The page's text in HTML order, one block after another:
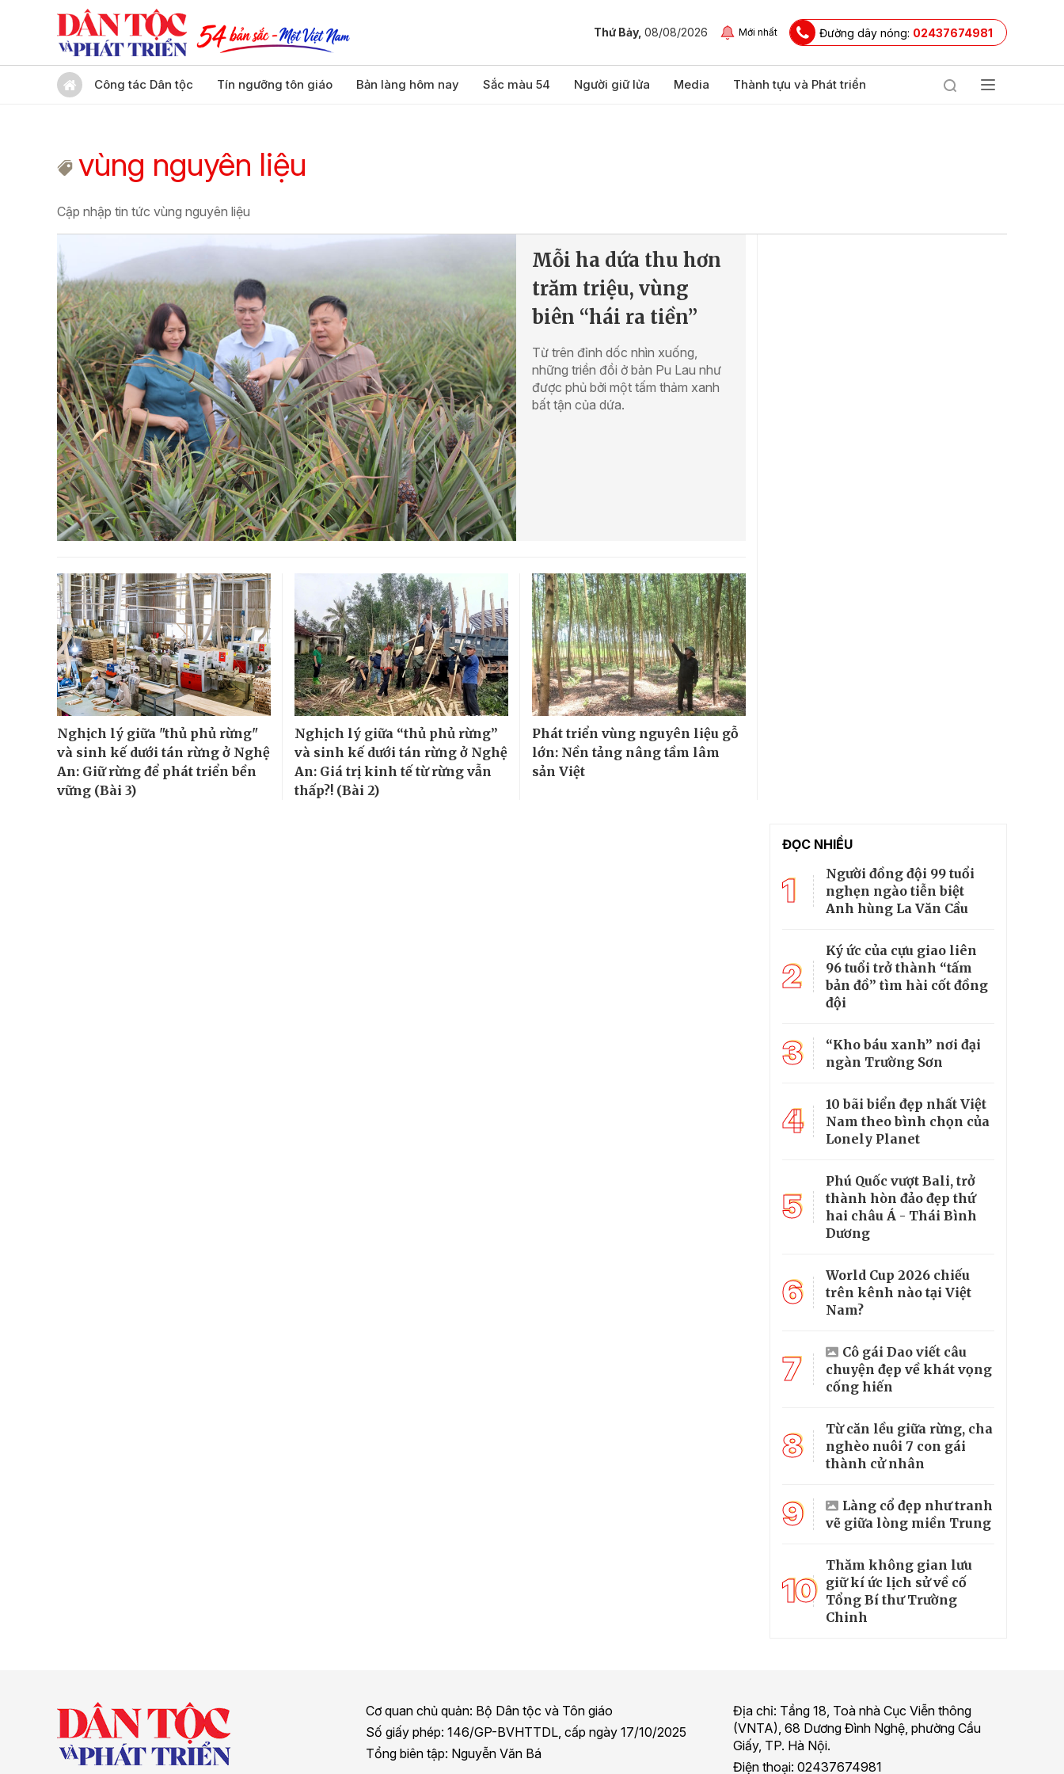
Thứ Bảy, 08/08/2026 Mới nhất Đường dây nóng: 02437674981
Công tác Dân tộc Tín ngưỡng tôn giáo Bản làng hôm nay Sắc màu 54 Người giữ lửa Media Thành tựu và Phát triển
vùng nguyên liệu
Cập nhập tin tức vùng nguyên liệu
Mỗi ha dứa thu hơn
trăm triệu, vùng
biên “hái ra tiền”
Từ trên đỉnh dốc nhìn xuống,
những triền đồi ở bản Pu Lau như
được phủ bởi một tấm thảm xanh
bất tận của dứa.
Nghịch lý giữa "thủ phủ rừng"
và sinh kế dưới tán rừng ở Nghệ
An: Giữ rừng để phát triển bền
vững (Bài 3)
Nghịch lý giữa “thủ phủ rừng”
và sinh kế dưới tán rừng ở Nghệ
An: Giá trị kinh tế từ rừng vẫn
thấp?! (Bài 2)
Phát triển vùng nguyên liệu gỗ
lớn: Nền tảng nâng tầm lâm
sản Việt
ĐỌC NHIỀU
1
Người đồng đội 99 tuổi
nghẹn ngào tiễn biệt
Anh hùng La Văn Cầu
2
Ký ức của cựu giao liên
96 tuổi trở thành “tấm
bản đồ” tìm hài cốt đồng
đội
3
“Kho báu xanh” nơi đại
ngàn Trường Sơn
4
10 bãi biển đẹp nhất Việt
Nam theo bình chọn của
Lonely Planet
5
Phú Quốc vượt Bali, trở
thành hòn đảo đẹp thứ
hai châu Á - Thái Bình
Dương
6
World Cup 2026 chiếu
trên kênh nào tại Việt
Nam?
7
Cô gái Dao viết câu
chuyện đẹp về khát vọng
cống hiến
8
Từ căn lều giữa rừng, cha
nghèo nuôi 7 con gái
thành cử nhân
9
Làng cổ đẹp như tranh
vẽ giữa lòng miền Trung
10
Thăm không gian lưu
giữ kí ức lịch sử về cố
Tổng Bí thư Trường
Chinh
Cơ quan chủ quản: Bộ Dân tộc và Tôn giáo
Số giấy phép: 146/GP-BVHTTDL, cấp ngày 17/10/2025
Tổng biên tập: Nguyễn Văn Bá
Địa chỉ: Tầng 18, Toà nhà Cục Viễn thông
(VNTA), 68 Dương Đình Nghệ, phường Cầu
Giấy, TP. Hà Nội.
Điện thoại: 02437674981